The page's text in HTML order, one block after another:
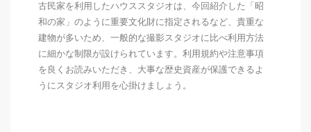
古民家を利用したハウススタジオは、今回紹介した「昭
和の家」のように重要文化財に指定されるなど、貴重な
建物が多いため、一般的な撮影スタジオに比べ利用方法
に細かな制限が設けられています。利用規約や注意事項
を良くお読みいただき、大事な歴史資産が保護できるよ
うにスタジオ利用を心掛けましょう。